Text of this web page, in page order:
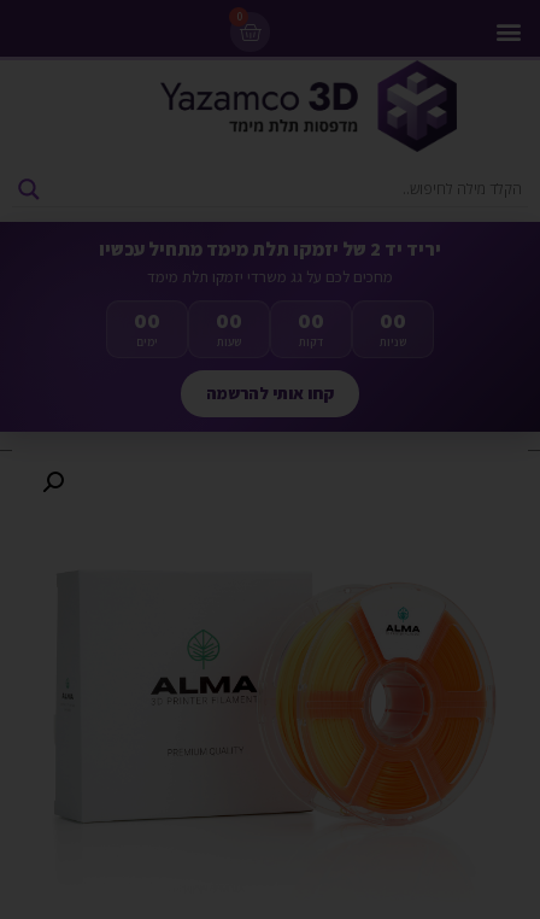
0
יריד יד 2 של יזמקו תלת מימד מתחיל עכשיו
מחכים לכם על גג משרדי יזמקו תלת מימד
00
ימים
00
שעות
00
דקות
00
שניות
קחו אותי להרשמה